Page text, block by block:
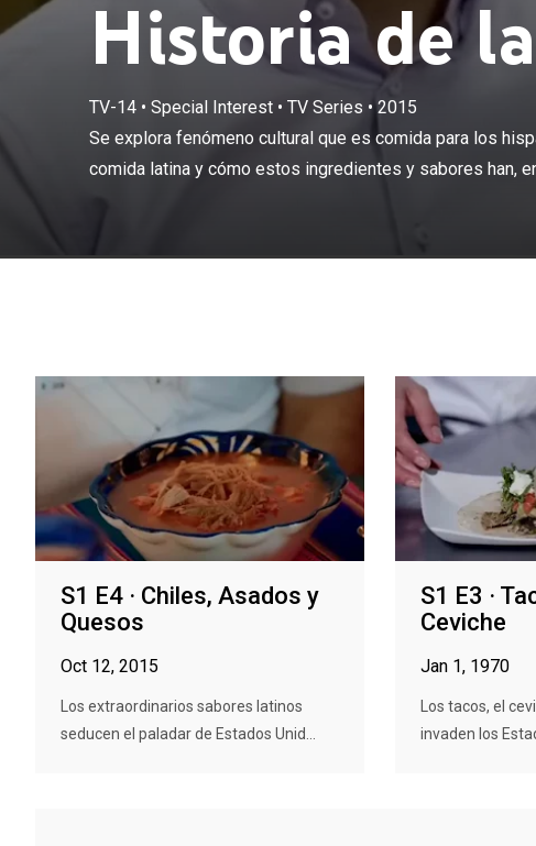
Historia de
TV-14• Special Interest• TV Series •2015
Se explora fenómeno cultural que es comida para los
comida latina y cómo estos ingredientes y sabores han,
Se explora
culinario de comida
muchos sentidos,
S1 E4 · Chiles, Asados y
Quesos
Oct 12, 2015
Los extraordinarios sabores latinos
seducen el paladar de Estados Unid...
S1 E3 ·
Ceviche
Jan 1, 1970
Los tacos, el
invaden los